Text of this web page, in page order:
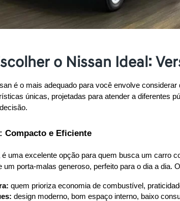
o Nissan Ideal:
é o mais adequado para você envolve
únicas, projetadas para atender a diferentes
Compacto e Eficiente
é uma excelente opção para quem busca um carro
um porta-malas generoso, perfeito para o dia a
quem prioriza economia de combustível,
design moderno, bom espaço interno, baixo